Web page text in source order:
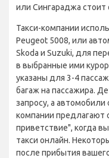
или Сингараджа стоит
Такси-компании
Peugeot 5008, или
Skoda и Suzuki, для
в выбранные ими
указаны для 3-4
багаж на пассажира.
запросу, а
компании предлагают
приветствие", когда
такси онлайн.
после прибытия